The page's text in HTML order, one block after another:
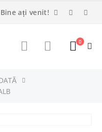
Bine ați venit!
0